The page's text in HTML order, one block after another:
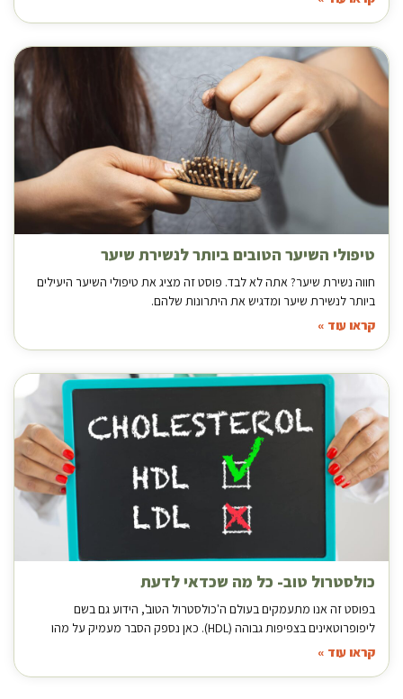
טיפולי השיער הטובים ביותר לנשירת שיער
חווה נשירת שיער? אתה לא לבד. פוסט זה מציג את טיפולי השיער היעילים
ביותר לנשירת שיער ומדגיש את היתרונות שלהם.
קראו עוד »
כולסטרול טוב- כל מה שכדאי לדעת
בפוסט זה אנו מתעמקים בעולם ה'כולסטרול הטוב', הידוע גם בשם
ליפופרוטאינים בצפיפות גבוהה (HDL). כאן נספק הסבר מעמיק על מהו
קראו עוד »